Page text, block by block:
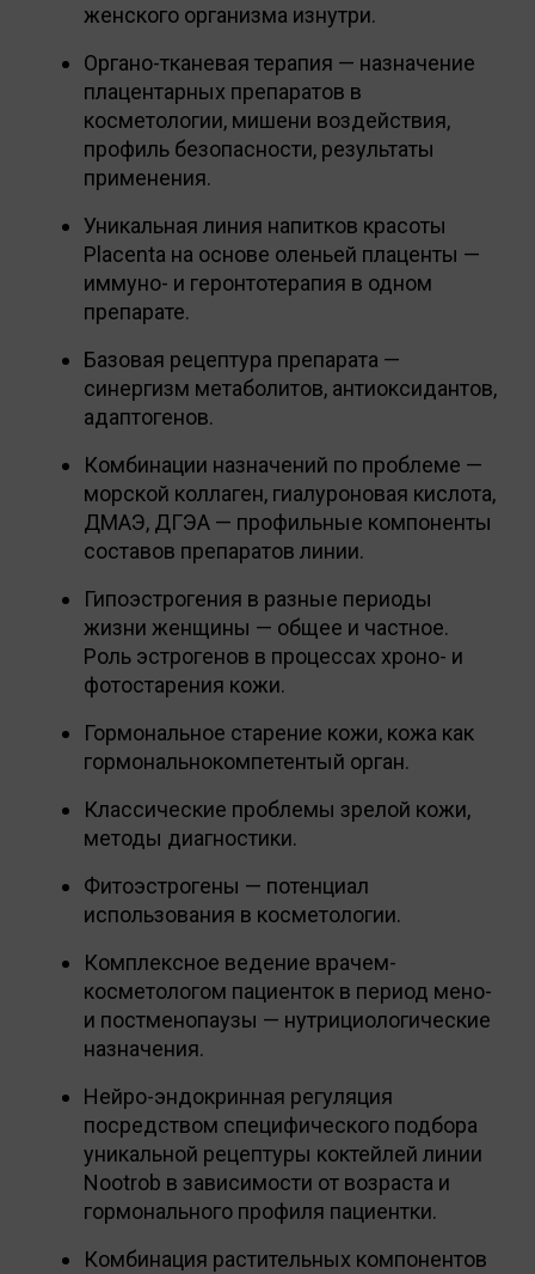
женского организма изнутри.
Органо-тканевая терапия — назначение
плацентарных препаратов в
косметологии, мишени воздействия,
профиль безопасности, результаты
применения.
Уникальная линия напитков красоты
Placenta на основе оленьей плаценты —
иммуно- и геронтотерапия в одном
препарате.
Базовая рецептура препарата —
синергизм метаболитов, антиоксидантов,
адаптогенов.
Комбинации назначений по проблеме —
морской коллаген, гиалуроновая кислота,
ДМАЭ, ДГЭА — профильные компоненты
составов препаратов линии.
Гипоэстрогения в разные периоды
жизни женщины — общее и частное.
Роль эстрогенов в процессах хроно- и
фотостарения кожи.
Гормональное старение кожи, кожа как
гормональнокомпетентый орган.
Классические проблемы зрелой кожи,
методы диагностики.
Фитоэстрогены — потенциал
использования в косметологии.
Комплексное ведение врачем-
косметологом пациенток в период мено-
и постменопаузы — нутрициологические
назначения.
Нейро-эндокринная регуляция
посредством специфического подбора
уникальной рецептуры коктейлей линии
Nootrob в зависимости от возраста и
гормонального профиля пациентки.
Комбинация растительных компонентов